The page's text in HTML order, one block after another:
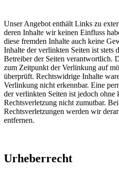
Unser Angebot enthält Links zu
deren Inhalte wir keinen Einfluss
diese fremden Inhalte auch keine
Inhalte der verlinkten Seiten ist stets
Betreiber der Seiten verantwortlich.
zum Zeitpunkt der Verlinkung auf
überprüft. Rechtswidrige Inhalte
Verlinkung nicht erkennbar. Eine
der verlinkten Seiten ist jedoch ohne
Rechtsverletzung nicht zumutbar.
Rechtsverletzungen werden wir
entfernen.
Urheberrecht